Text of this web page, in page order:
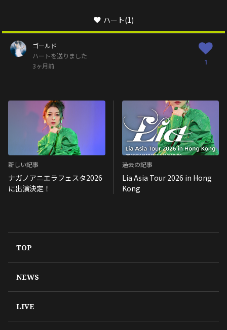
ハート(1)
ゴールド
ハートを送りました
3ヶ月前
1
新しい記事
ナガノアニエラフェスタ2026
に出演決定！
過去の記事
Lia Asia Tour 2026 in Hong
Kong
TOP
NEWS
LIVE